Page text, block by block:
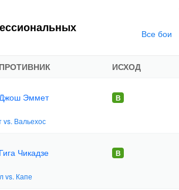
Все бои
ПРОТИВНИК
ИСХОД
Эммет
vs. Вальехос
Гига Чикадзе
vs. Капе